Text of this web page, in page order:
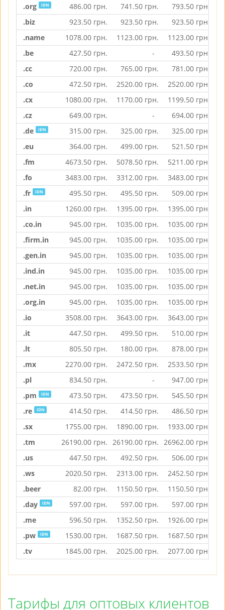
.org IDN 486.00 грн. 741.50 грн. 793.50 грн.
.biz
923.50 грн. 923.50 грн. 923.50 грн.
.name
1078.00 грн. 1123.00 грн. 1123.00 грн.
.be
427.50 грн. - 493.50 грн.
.cc
720.00 грн. 765.00 грн. 781.00 грн.
.co
472.50 грн. 2520.00 грн. 2520.00 грн.
.cx
1080.00 грн. 1170.00 грн. 1199.50 грн.
.cz
649.00 грн. - 694.00 грн.
.de
IDN 315.00 грн. 325.00 грн. 325.00 грн.
.eu
364.00 грн. 499.00 грн. 521.50 грн.
.fm
4673.50 грн. 5078.50 грн. 5211.00 грн.
.fo
3483.00 грн. 3312.00 грн. 3483.00 грн.
.fr
IDN 495.50 грн. 495.50 грн. 509.00 грн.
.in
1260.00 грн. 1395.00 грн. 1395.00 грн.
.co.in
945.00 грн. 1035.00 грн. 1035.00 грн.
.firm.in
945.00 грн. 1035.00 грн. 1035.00 грн.
.gen.in
945.00 грн. 1035.00 грн. 1035.00 грн.
.ind.in
945.00 грн. 1035.00 грн. 1035.00 грн.
.net.in
945.00 грн. 1035.00 грн. 1035.00 грн.
.org.in
945.00 грн. 1035.00 грн. 1035.00 грн.
.io
3508.00 грн. 3643.00 грн. 3643.00 грн.
.it
447.50 грн. 499.50 грн. 510.00 грн.
.lt
805.50 грн. 180.00 грн. 878.00 грн.
.mx
2270.00 грн. 2472.50 грн. 2533.50 грн.
.pl
834.50 грн. - 947.00 грн.
.pm
IDN 473.50 грн. 473.50 грн. 545.50 грн.
.re
IDN 414.50 грн. 414.50 грн. 486.50 грн.
.sx
1755.00 грн. 1890.00 грн. 1933.00 грн.
.tm
26190.00 грн. 26190.00 грн. 26962.00 грн.
.us
447.50 грн. 492.50 грн. 506.00 грн.
.ws
2020.50 грн. 2313.00 грн. 2452.50 грн.
.beer
82.00 грн. 1150.50 грн. 1150.50 грн.
.day
IDN 597.00 грн. 597.00 грн. 597.00 грн.
.me
596.50 грн. 1352.50 грн. 1926.00 грн.
.pw
IDN 1530.00 грн. 1687.50 грн. 1687.50 грн.
.tv
1845.00 грн. 2025.00 грн. 2077.00 грн.
Тарифы для оптовых клиентов